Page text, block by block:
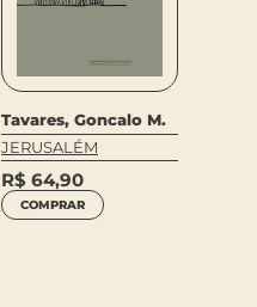
Tavares, Goncalo M.
JERUSALÉM
R$ 64,90
COMPRAR